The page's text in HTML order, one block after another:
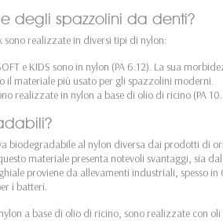
degli spazzolini da denti?
sono realizzate in diversi tipi di nylon:
e KIDS sono in nylon (PA 6.12). La sua
il materiale più usato per gli spazzolini moderni.
realizzate in nylon a base di olio di ricino (PA
biodegradabile al nylon diversa dai prodotti di
materiale presenta notevoli svantaggi, sia
proviene da allevamenti industriali, spesso in
i batteri.
a base di olio di ricino, sono realizzate con oli